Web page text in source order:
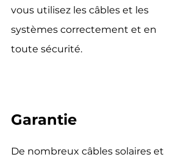
vous utilisez les câbles et les
systèmes correctement et en
toute sécurité.
Garantie
De nombreux câbles solaires et